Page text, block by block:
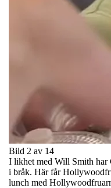
Bild 2 av 14
I likhet med Will Smith har
i bråk. Här får
lunch med